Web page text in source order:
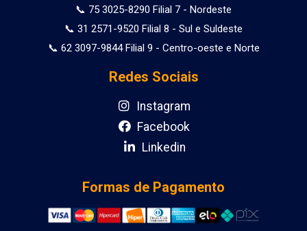
📞 75 3025-8290 Filial 7 - Nordeste
📞 31 2571-9520 Filial 8 - Sul e Suldeste
📞 62 3097-9844 Filial 9 - Centro-oeste e Norte
Redes Sociais
Instagram
Facebook
Linkedin
Formas de Pagamento